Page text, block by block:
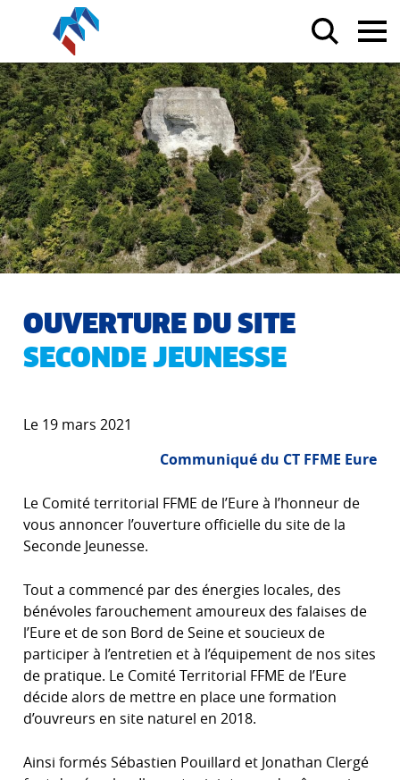
OUVERTURE DU SITE
SECONDE JEUNESSE
Le 19 mars 2021
Communiqué du CT FFME Eure
Le Comité territorial FFME de l’Eure à l’honneur de
vous annoncer l’ouverture officielle du site de la
Seconde Jeunesse.
Tout a commencé par des énergies locales, des
bénévoles farouchement amoureux des falaises de
l’Eure et de son Bord de Seine et soucieux de
participer à l’entretien et à l’équipement de nos sites
de pratique. Le Comité Territorial FFME de l’Eure
décide alors de mettre en place une formation
d’ouvreurs en site naturel en 2018.
Ainsi formés Sébastien Pouillard et Jonathan Clergé